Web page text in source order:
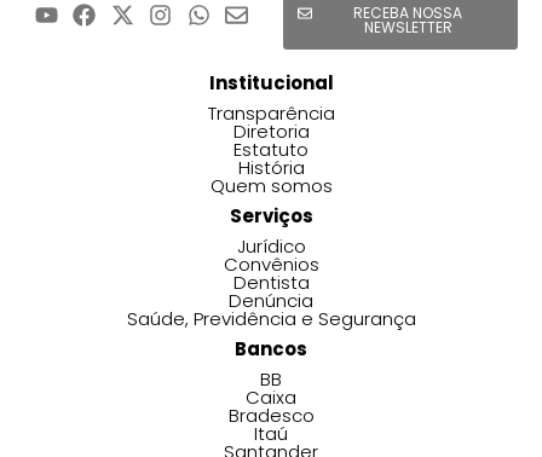
RECEBA NOSSA
NEWSLETTER
Institucional
Transparência
Diretoria
Estatuto
História
Quem somos
Serviços
Jurídico
Convênios
Dentista
Denúncia
Saúde, Previdência e Segurança
Bancos
BB
Caixa
Bradesco
Itaú
Santander